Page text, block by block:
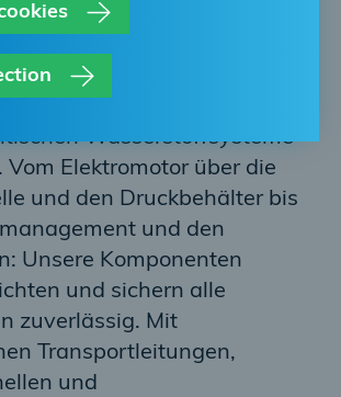
von morgen.
absolute Präzision.
Wasserstoffsysteme
Vom Elektromotor über die
und den Druckbehälter bis
und den
Unsere Komponenten
und sichern alle
zuverlässig. Mit
Transportleitungen,
und